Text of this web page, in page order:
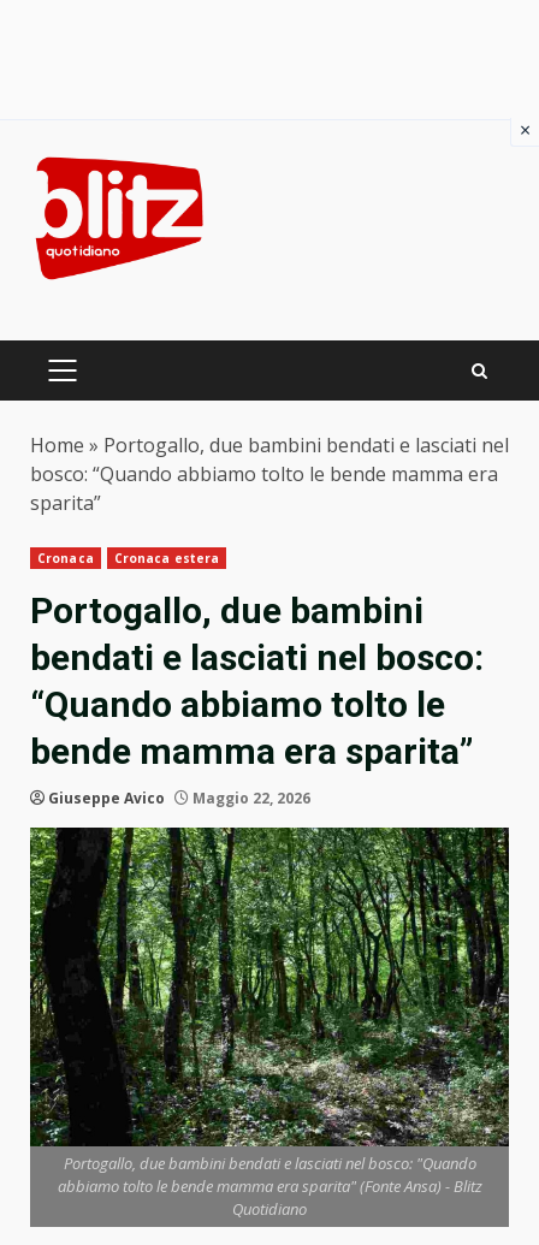
content
PRIMARY
Home » Portogallo, due bambini bendati e lasciati nel
bosco: “Quando abbiamo tolto le bende mamma era
sparita”
Cronaca Cronaca estera
Portogallo, due bambini
bendati e lasciati nel bosco:
“Quando abbiamo tolto le
bende mamma era sparita”
Giuseppe Avico Maggio 22, 2026
Portogallo, due bambini bendati e lasciati nel bosco: "Quando
abbiamo tolto le bende mamma era sparita" (Fonte Ansa) - Blitz
Quotidiano
×